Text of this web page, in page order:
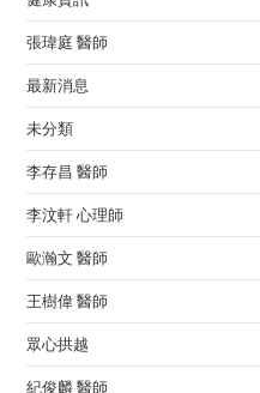
張瑋庭 醫師
最新消息
未分類
李存昌 醫師
李汶軒 心理師
歐瀚文 醫師
王樹偉 醫師
眾心拱越
紀俊麟 醫師